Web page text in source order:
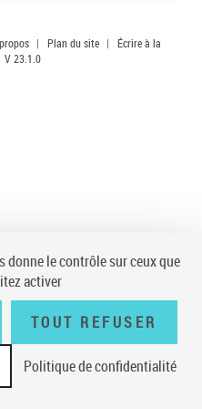
| Plan du site |
Écrire à la
V 23.1.0
donne le contrôle sur ceux que
activer
TOUT REFUSER
Politique de confidentialité